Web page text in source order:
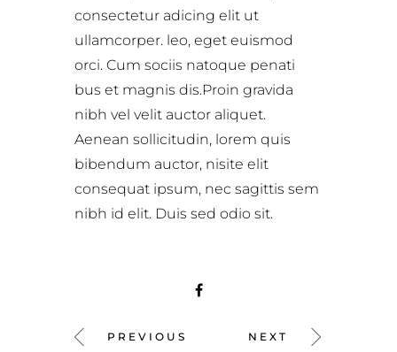
consectetur adicing elit ut
ullamcorper. leo, eget euismod
orci. Cum sociis natoque penati
bus et magnis dis.Proin gravida
nibh vel velit auctor aliquet.
Aenean sollicitudin, lorem quis
bibendum auctor, nisite elit
consequat ipsum, nec sagittis sem
nibh id elit. Duis sed odio sit.
PREVIOUS NEXT